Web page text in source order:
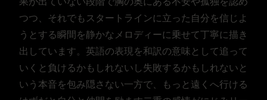
つつ、それでもスタートラインに立った自分を信じよ
うとする瞬間を静かなメロディーに乗せて丁寧に描き
出しています。英語の表現を和訳の意味として追って
いくと負けるかもしれないし失敗するかもしれないと
いう本音を包み隠さない一方で、もっと遠くへ行ける